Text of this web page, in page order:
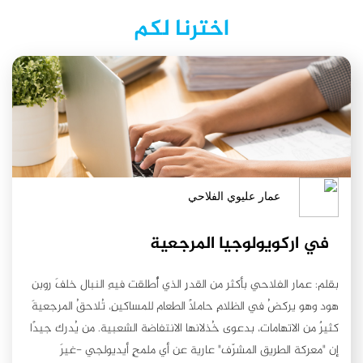
اخترنا لكم
عمار عليوي الفلاحي
في اركويولوجيا المرجعية
بقلم: عمار الفلاحي بأكثر من القدرِ الذي أُطلقت فيهِ النبال خلفَ روبن
هود وهو يركضُ في الظلامِ حاملًا الطعام للمساكينِ، تُلاحقُ المرجعيةَ
كثيرٌ من الاتهامات، بدعوى خُذلانها الانتفاضة الشعبية. من يُدرك جيدًا
إن "معركة الطريق المشرّف" عارية عن أي ملمحٍ أيديولجي -غيرَ